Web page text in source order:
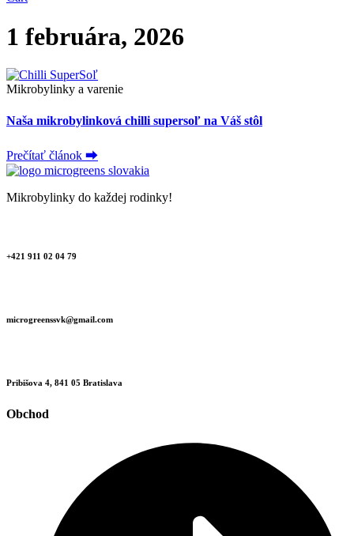
1 februára, 2026
Mikrobylinky a varenie
Naša mikrobylinková chilli supersoľ na Váš stôl
Prečítať článok ⮕
Mikrobylinky do každej rodinky!
+421 911 02 04 79
microgreenssvk@gmail.com
Pribišova 4, 841 05 Bratislava
Obchod